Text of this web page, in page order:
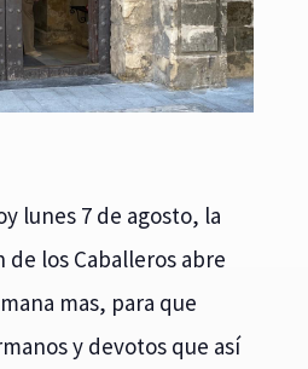
lunes 7 de agosto, la
de los Caballeros abre
mas, para que
y devotos que así